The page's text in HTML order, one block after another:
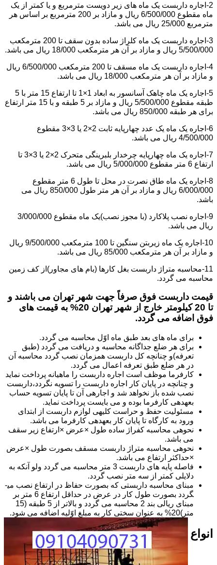
2-اجاره داربست یک ماه های زیر دویست مترمربع و یا کمتر از یک
ماه مقطوع 6/500/000 ریال و مازاد بر 200 مترمربع بر اساس هر
مترمربع 25/000 ریال می باشد.
3-اجاره داربست یک ماه کلراژ ساده بدون سقف تا 200 مترمکعب
5/500/000 ریال و مازاد بر آن هر مترمکعب 18/000 ریال می باشد.
4-اجاره داربست یک ماه مسقف تا 200 مترمکعب 6/500/000 ریال
و مازاد بر آن هر مترمکعب 18/000 ریال می باشد.
5-اجاره یک ماه چاهک آسانسور به ابعاد 1×1 تا ارتفاع 15 متر با 5
طبقه مقطوع 5/500/000 ریال و مازاد بر 5 طبقه و با 15 متر ارتفاع
برای هر طبقه 850/000 ریال می باشد.
6-اجاره یک ماه یک عدد چهارپایه ثابت 2×2 یا 3×3 مقطوع
4/500/000 ریال می باشد.
7-اجاره یک ماه چهارپایه چرخدار بلبرینگی متحرک 2×2 یا 3×3 تا
ارتفاع 6 متر مقطوع 5/000/000 ریال می باشد.
8-اجاره یک ماه طاق نصرت در محل تا طول 6 متر مقطوع
6/000/000 ریال و مازاد بر آن هر متر طول 850/000 ریال می
باشد.
9-اجاره نصب پلاکارد (با مجوز نصب)یک ماه مقطوع 3/000/000
ریال می باشد.
10-اجاره یک ماه زیربتن سنگین تا 100 مترمکعب 9/500/000 ریال
و مازاد بر آن هر مترمکعب 85/000 ریال می باشد.
11-محاسبه متراژ داربست بغل کارها (بام های مجاور)از کف زمین
محاسبه می گردد.
قیمت داربست فوق صرفاً جهت شهر تهران می باشند و
تا 20 کیلومتر خارج از شهر تهران 20% به قیمت های
فوق اضافه می گردد.
برای ماه های بعد طبق ماه اوّل محاسبه می گردد.
برای هر ضلع جداگانه محاسبه و دریافت می گردد (طبق
تعرفه)و چنانچه کل داربست همزمان نصب گردد محاسبه آن
در هر ضلع طبق تعرفه اعمال می گردد.
کارفرما موظف است اجاره داربست را ماهیانه پرداخت نماید
و چنانچه در پایان کار اجاره داربست را تسویه نگردد،داربست
نصب شده باز نخواهد شد و اجاره­ی آن تا پایان تسویه حساب
بعهده­ی کارفرما بوده و می بایست پرداخت نماید.
مسئولیت حفظ و حراست کلیه­ی لوازم داربست از ابتدای
ورود به کارگاه تا پایان کار بعهده­ی کارفرما می باشد.
نحوه­ی محاسبه کفراژ ساده طول ×عرض ×ارتفاع زیر سقف
می باشد.
نحوه­ی محاسبه متراژ داربست مسقف بصورت طول ×عرض
×حداکثر ارتفاع می باشد.
فاصله پایه های داربست 3 متر محاسبه می گردد ولو آنکه به
دلایلی کمتر از سه متر نصب گردد.
مبنای محاسبه داربستی که بصورت حفاظ در ارتفاع نصب می­
گردد بصورت طول کار در عرض در حداقل ارتفاع 6 متر بر
مبنای ریالی بند 2 محاسبه می گردد و بالاتر از 5 طبقه (15
متر)20% به عنوان سختی کار به مبلغ اوّلیه اضافه می شود.
انواع